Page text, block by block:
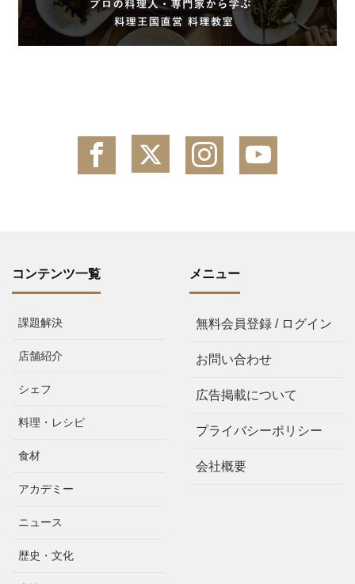
コンテンツ一覧
課題解決
店舗紹介
シェフ
料理・レシピ
食材
アカデミー
ニュース
歴史・文化
メニュー
無料会員登録 / ログイン
お問い合わせ
広告掲載について
プライバシーポリシー
会社概要